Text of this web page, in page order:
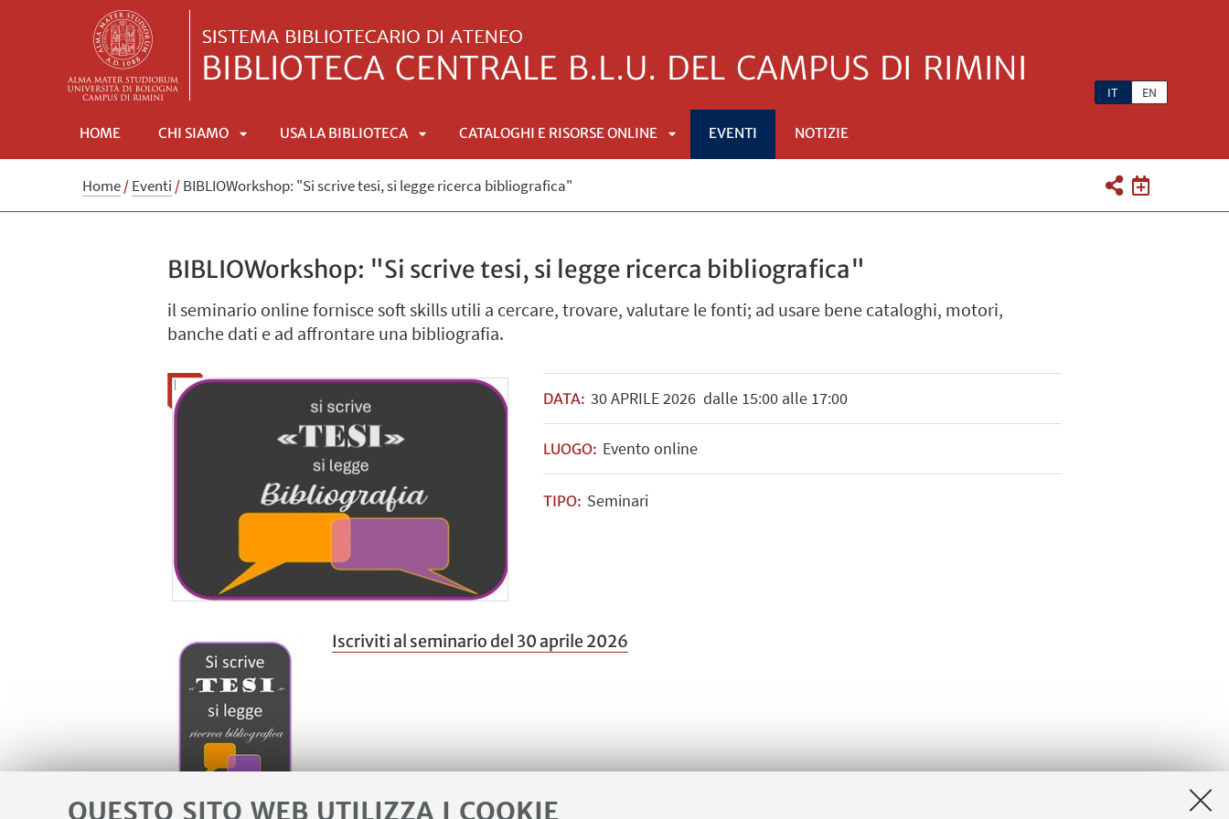
QUESTO SITO WEB UTILIZZA I COOKIE
IT EN
HOME CHI SIAMO
APRI
USA LA BIBLIOTECA
APRI
CATALOGHI E RISORSE ONLINE EVENTI NOTIZIE
Home/Eventi /BIBLIOWorkshop: "Si scrive tesi, si legge ricerca bibliografica"
BIBLIOWorkshop: "Si scrive tesi, si legge ricerca bibliografica"
il seminario online fornisce soft skills utili a cercare, trovare, valutare le fonti; ad usare bene cataloghi, motori,
banche dati e ad affrontare una bibliografia.
DATA: 30APRILE2026 dalle 15:00 alle 17:00
LUOGO: Evento online
TIPO: Seminari
Iscriviti al seminario del 30 aprile 2026